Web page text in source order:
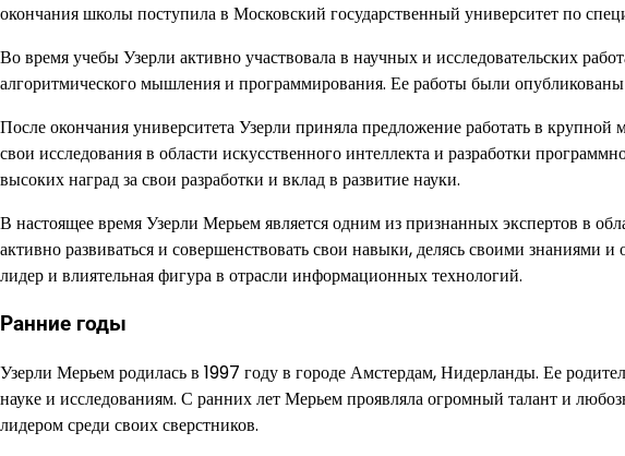
окончания школы поступила в Московский государственный университет по
Во время учебы Узерли активно участвовала в научных и исследовательских
алгоритмического мышления и программирования. Ее работы были
После окончания университета Узерли приняла предложение работать в
свои исследования в области искусственного интеллекта и разработки
высоких наград за свои разработки и вклад в развитие науки.
В настоящее время Узерли Мерьем является одним из признанных экспертов в
активно развиваться и совершенствовать свои навыки, делясь своими
лидер и влиятельная фигура в отрасли информационных технологий.
Ранние годы
Узерли Мерьем родилась в 1997 году в городе Амстердам, Нидерланды. Ее
науке и исследованиям. С ранних лет Мерьем проявляла огромный талант и
лидером среди своих сверстников.